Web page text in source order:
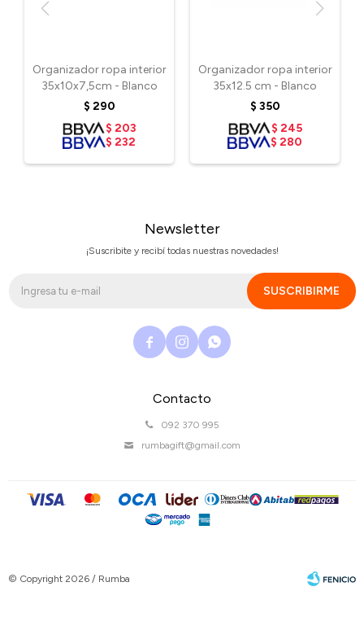
Organizador ropa interior
35x10x7,5cm - Blanco
$ 290
$ 203
$ 232
Organizador ropa interior
35x12.5 cm - Blanco
$ 350
$ 245
$ 280
Contacto
092 370 995
rumbagift@gmail.com
Newsletter
¡Suscribite y recibí todas nuestras novedades!
SUSCRIBIRME
  
© Copyright 2026 / Rumba